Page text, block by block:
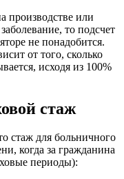
производстве или
то подсчет
не понадобится.
от того, сколько
исходя из 100%
стаж
стаж для больничного
когда за гражданина
периоды):